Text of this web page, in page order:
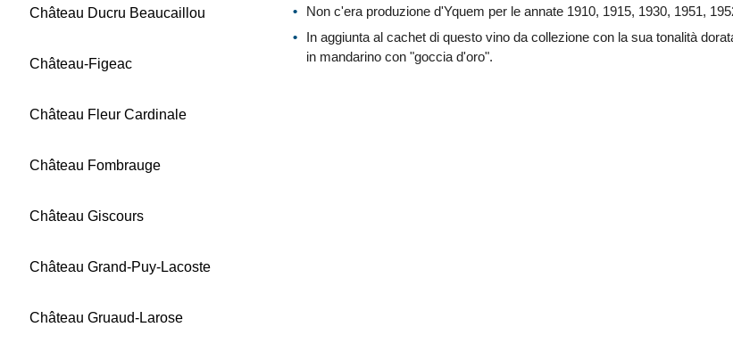
Château Ducru Beaucaillou
Château-Figeac
Château Fleur Cardinale
Château Fombrauge
Château Giscours
Château Grand-Puy-Lacoste
Château Gruaud-Larose
Non c'era produzione d'Yquem per le annate 1910, 1915, 1930, 1951,
In aggiunta al cachet di questo vino da collezione con la sua tonalità
in mandarino con "goccia d'oro".